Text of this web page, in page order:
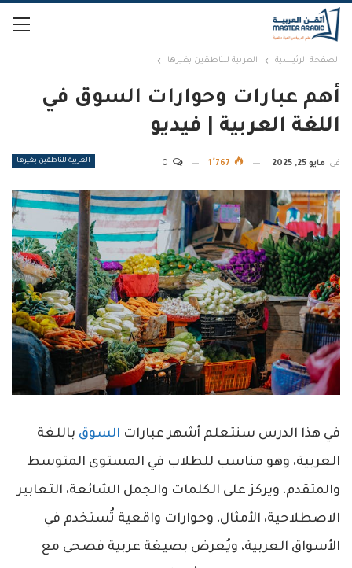
الصفحة الرئيسية العربية للناطقين بغيرها
أهم عبارات وحوارات السوق في
اللغة العربية | فيديو
العربية للناطقين بغيرها في مايو 25, 2025
في هذا الدرس سنتعلم أشهر عبارات السوق باللغة
العربية، وهو مناسب للطلاب في المستوى المتوسط
والمتقدم، ويركز على الكلمات والجمل الشائعة، التعابير
الاصطلاحية، الأمثال، وحوارات واقعية تُستخدم في
الأسواق العربية، ويُعرض بصيغة عربية فصحى مع